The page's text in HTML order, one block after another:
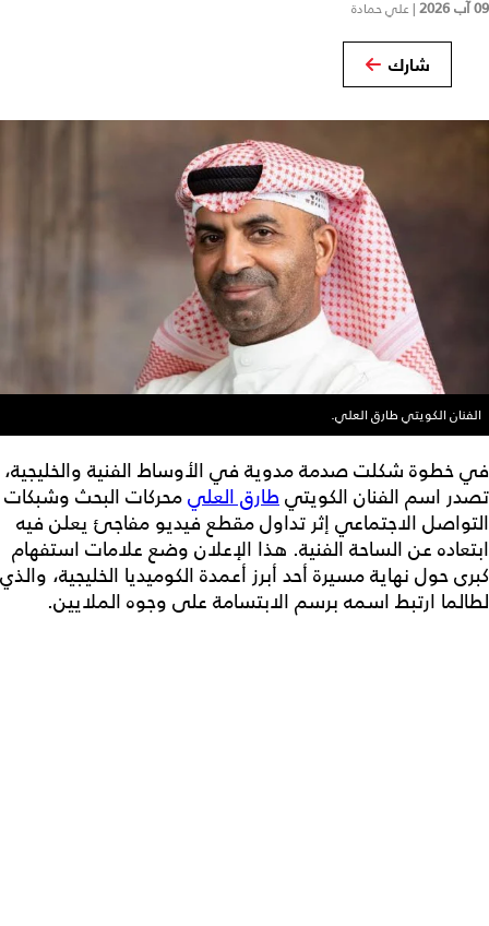
09 آب 2026 |علي حمادة
شارك
الفنان الكويتي طارق العلي.
في خطوة شكلت صدمة مدوية في الأوساط الفنية والخليجية،
تصدر اسم الفنان الكويتيطارق العليمحركات البحث وشبكات
التواصل الاجتماعي إثر تداول مقطع فيديو مفاجئ يعلن فيه
ابتعاده عن الساحة الفنية. هذا الإعلان وضع علامات استفهام
كبرى حول نهاية مسيرة أحد أبرز أعمدة الكوميديا الخليجية، والذي
لطالما ارتبط اسمه برسم الابتسامة على وجوه الملايين.